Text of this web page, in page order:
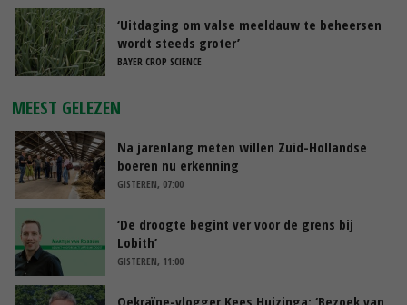
‘Uitdaging om valse meeldauw te beheersen
wordt steeds groter’
BAYER CROP SCIENCE
MEEST GELEZEN
Na jarenlang meten willen Zuid-Hollandse
boeren nu erkenning
GISTEREN, 07:00
‘De droogte begint ver voor de grens bij
Lobith’
GISTEREN, 11:00